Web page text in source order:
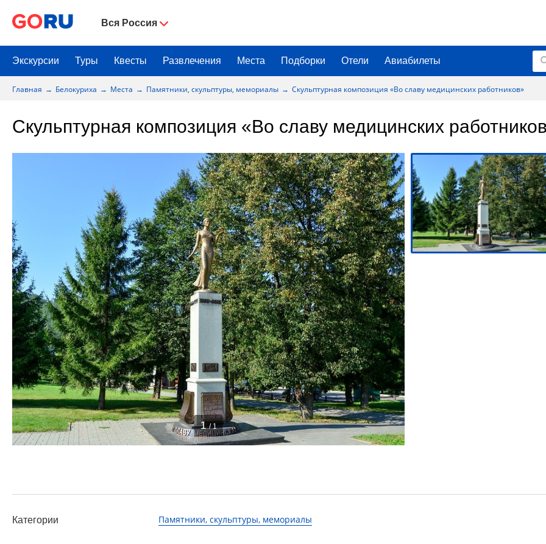
Вся Россия
Экскурсии Туры Квесты Развлечения Места Подборки Отели Авиабилеты
Главная Белокуриха Места Памятники, скульптуры, мемориалы Скульптурная композиция «Во славу медицинских работников»
Скульптурная композиция «Во славу медицинских
1 / 1
Категории Памятники, скульптуры, мемориалы